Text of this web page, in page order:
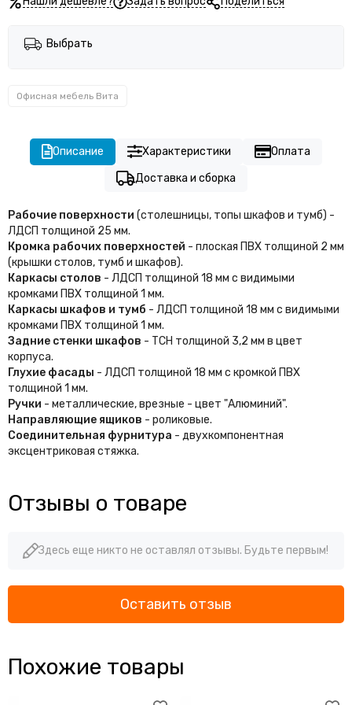
Выбрать
Офисная мебель Вита
Описание Характеристики
Оплата
Доставка и сборка
Рабочие поверхности (столешницы, топы шкафов и тумб) -
ЛДСП толщиной 25 мм.
Кромка рабочих поверхностей - плоская ПВХ толщиной 2 мм
(крышки столов, тумб и шкафов).
Каркасы столов - ЛДСП толщиной 18 мм с видимыми
кромками ПВХ толщиной 1 мм.
Каркасы шкафов и тумб - ЛДСП толщиной 18 мм с видимыми
кромками ПВХ толщиной 1 мм.
Задние стенки шкафов - ТСН толщиной 3,2 мм в цвет
корпуса.
Глухие фасады - ЛДСП толщиной 18 мм с кромкой ПВХ
толщиной 1 мм.
Ручки - металлические, врезные - цвет "Алюминий".
Направляющие ящиков - роликовые.
Соединительная фурнитура - двухкомпонентная
эксцентриковая стяжка.
Отзывы о товаре
Здесь еще никто не оставлял отзывы. Будьте первым!
Оставить отзыв
Похожие товары